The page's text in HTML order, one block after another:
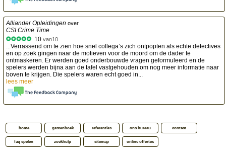
Alliander Opleidingen over
CSI Crime Time
10van10
...Verrassend om te zien hoe snel collega’s zich ontpopten als echte detectives
en op zoek gingen naar de motieven voor de moord om de dader te
ontmaskeren. Er werden goed onderbouwde vragen geformuleerd en de
spelers werden bijna aan de tafel vastgehouden om nog meer informatie naar
boven te krijgen. Die spelers waren echt goed in...
lees meer
home gastenboek referenties ons bureau contact
faq spelen zoekhulp sitemap online offertes